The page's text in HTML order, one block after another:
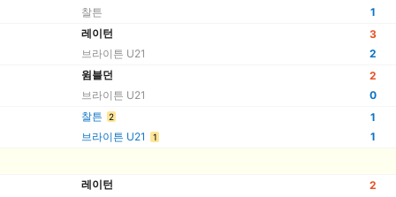
찰튼
1
레이턴
브라이튼 U21
3
2
윔블던
브라이튼 U21
2
0
찰튼
2
브라이튼 U21 1
1
1
레이턴
2